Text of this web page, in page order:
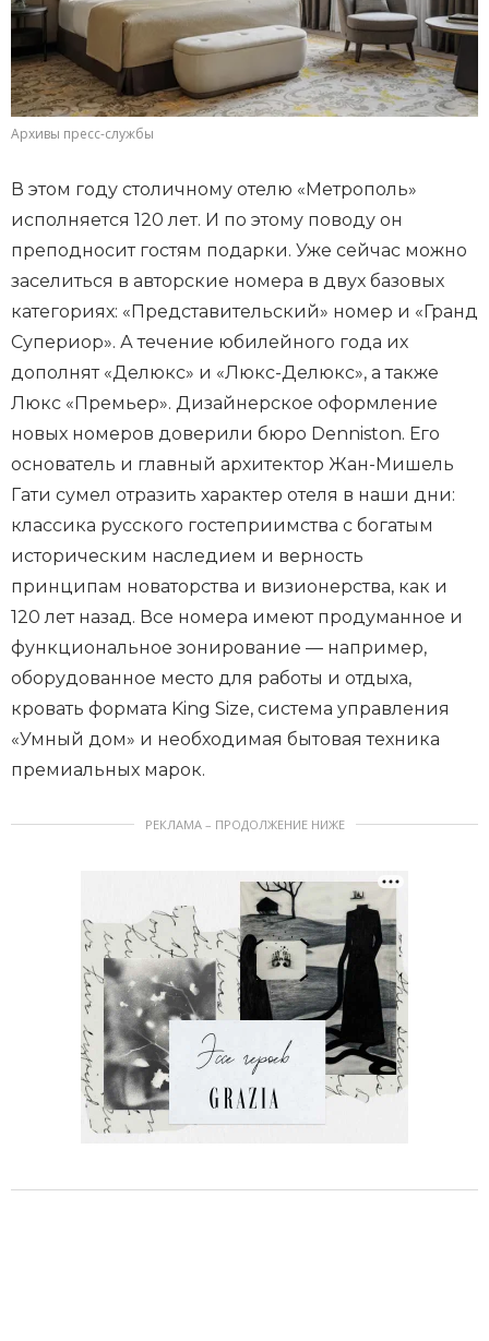
Архивы пресс-службы
В этом году столичному отелю «Метрополь»
исполняется 120 лет. И по этому поводу он
преподносит гостям подарки. Уже сейчас можно
заселиться в авторские номера в двух базовых
категориях: «Представительский» номер и «Гранд
Супериор». А течение юбилейного года их
дополнят «Делюкс» и «Люкс-Делюкс», а также
Люкс «Премьер». Дизайнерское оформление
новых номеров доверили бюро Denniston. Его
основатель и главный архитектор Жан-Мишель
Гати сумел отразить характер отеля в наши дни:
классика русского гостеприимства с богатым
историческим наследием и верность
принципам новаторства и визионерства, как и
120 лет назад. Все номера имеют продуманное и
функциональное зонирование — например,
оборудованное место для работы и отдыха,
кровать формата King Size, система управления
«Умный дом» и необходимая бытовая техника
премиальных марок.
РЕКЛАМА – ПРОДОЛЖЕНИЕ НИЖЕ